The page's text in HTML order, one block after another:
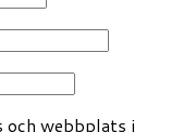
och webbplats i